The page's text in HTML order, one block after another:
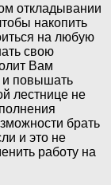
откладывании
накопить
на любую
свою
Вам
и повышать
лестнице не
брать
и это не
работу на